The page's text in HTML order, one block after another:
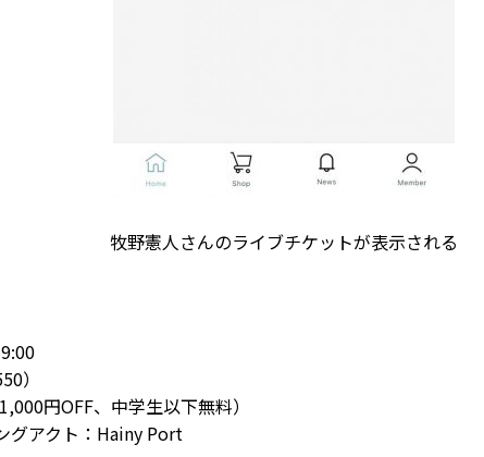
牧野憲人さんのライブチケットが表示される
）
円OFF、中学生以下無料）
グアクト：Hainy Port